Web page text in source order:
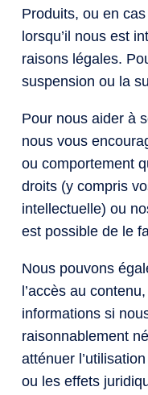
Produits, ou en
lorsqu’il nous est
raisons légales.
suspension ou la
Pour nous aider à
nous vous
ou comportement
droits (y compris
intellectuelle) ou
est possible de le
Nous pouvons
l’accès au
informations si
raisonnablement
atténuer
ou les effets